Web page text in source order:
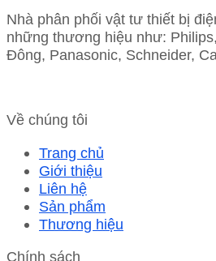
Nhà phân phối vật tư thiết bị
những thương hiệu như:
Đông, Panasonic, Schneider,
Về chúng tôi
Trang chủ
Giới thiệu
Liên hệ
Sản phẩm
Thương hiệu
Chính sách